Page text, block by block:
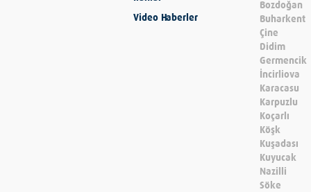
Video Haberler
Bozdoğan
Buharkent
Çine
Didim
Germencik
İncirliova
Karacasu
Karpuzlu
Koçarlı
Köşk
Kuşadası
Kuyucak
Nazilli
Söke